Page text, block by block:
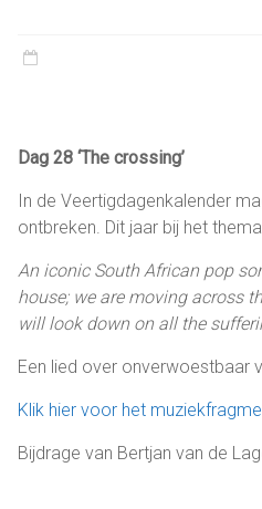
Dag 28 ‘The crossing’
In de Veertigdagenkalender
ontbreken. Dit jaar bij het
An iconic South African pop
house; we are moving across
will look down on all the
Een lied over onverwoestbaar
Klik hier voor het
Bijdrage van Bertjan van de